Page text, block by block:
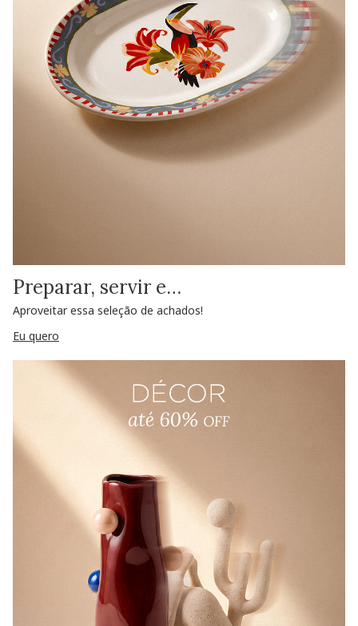
Preparar, servir e…
Aproveitar essa seleção de achados!
Eu quero